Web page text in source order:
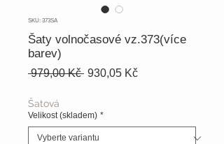
SKU: 373SA
Šaty volnočasové vz.373(více
barev)
979,00 Kč Běžná
930,05 KčZvýhodněná
Šatová
Velikost (skladem) *